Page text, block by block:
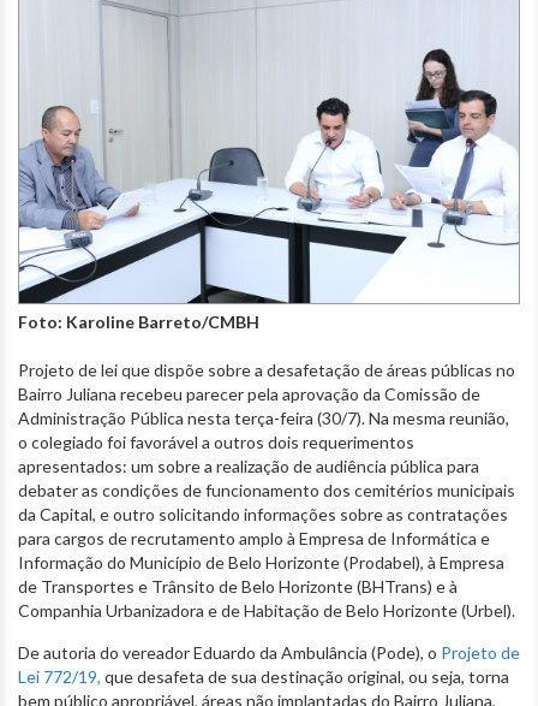
Foto: Karoline Barreto/CMBH
Projeto de lei que dispõe sobre a desafetação de áreas públicas no
Bairro Juliana recebeu parecer pela aprovação da Comissão de
Administração Pública nesta terça-feira (30/7). Na mesma reunião,
o colegiado foi favorável a outros dois requerimentos
apresentados: um sobre a realização de audiência pública para
debater as condições de funcionamento dos cemitérios municipais
da Capital, e outro solicitando informações sobre as contratações
para cargos de recrutamento amplo à Empresa de Informática e
Informação do Município de Belo Horizonte (Prodabel), à Empresa
de Transportes e Trânsito de Belo Horizonte (BHTrans) e à
Companhia Urbanizadora e de Habitação de Belo Horizonte (Urbel).
De autoria do vereador Eduardo da Ambulância (Pode), o Projeto de
Lei 772/19, que desafeta de sua destinação original, ou seja, torna
bem público apropriável, áreas não implantadas do Bairro Juliana,